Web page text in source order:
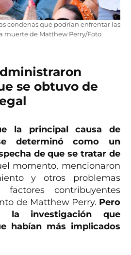
condenas que podrían enfrentar las
muerte de Matthew Perry/Foto:
se obtuvo de
la principal causa de
determinó como un
de que se tratar de
momento, mencionaron
y otros problemas
factores contribuyentes
de Matthew Perry. Pero
la investigación que
habían más implicados